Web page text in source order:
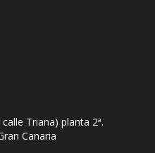
Triana) planta 2ª.
Canaria